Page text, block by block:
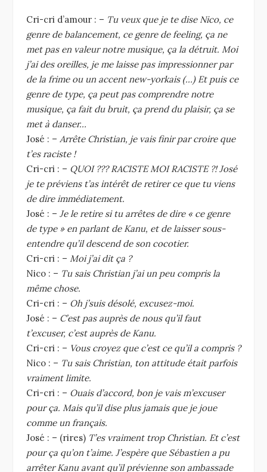
Cri-cri d’amour : – Tu veux que je te dise Nico, ce
genre de balancement, ce genre de feeling, ça ne
met pas en valeur notre musique, ça la détruit. Moi
j’ai des oreilles, je me laisse pas impressionner par
de la frime ou un accent new-yorkais (…) Et puis ce
genre de type, ça peut pas comprendre notre
musique, ça fait du bruit, ça prend du plaisir, ça se
met à danser…
José : – Arrête Christian, je vais finir par croire que
t’es raciste !
Cri-cri : – QUOI ??? RACISTE MOI RACISTE ?! José
je te préviens t’as intérêt de retirer ce que tu viens
de dire immédiatement.
José : – Je le retire si tu arrêtes de dire « ce genre
de type » en parlant de Kanu, et de laisser sous-
entendre qu’il descend de son cocotier.
Cri-cri : – Moi j’ai dit ça ?
Nico : – Tu sais Christian j’ai un peu compris la
même chose.
Cri-cri : – Oh j’suis désolé, excusez-moi.
José : – C’est pas auprès de nous qu’il faut
t’excuser, c’est auprès de Kanu.
Cri-cri : – Vous croyez que c’est ce qu’il a compris ?
Nico : – Tu sais Christian, ton attitude était parfois
vraiment limite.
Cri-cri : – Ouais d’accord, bon je vais m’excuser
pour ça. Mais qu’il dise plus jamais que je joue
comme un français.
José : – (rires) T’es vraiment trop Christian. Et c’est
pour ça qu’on t’aime. J’espère que Sébastien a pu
arrêter Kanu avant qu’il prévienne son ambassade